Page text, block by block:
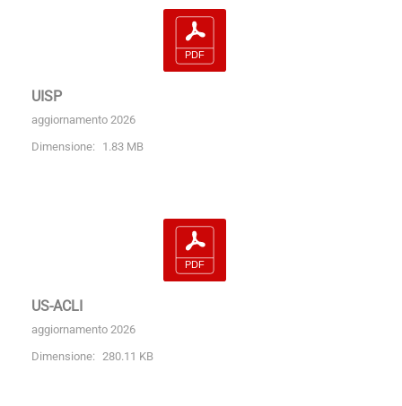
UISP
aggiornamento 2026
Dimensione:
1.83 MB
US-ACLI
aggiornamento 2026
Dimensione: 280.11 KB